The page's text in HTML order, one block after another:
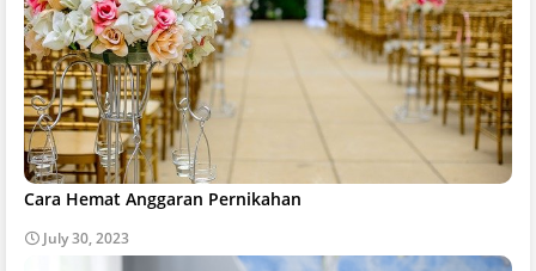
Cara Hemat Anggaran Pernikahan
July 30, 2023